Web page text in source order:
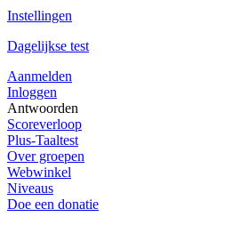
Instellingen
Dagelijkse test
Aanmelden
Inloggen
Antwoorden
Scoreverloop
Plus-Taaltest
Over groepen
Webwinkel
Niveaus
Doe een donatie